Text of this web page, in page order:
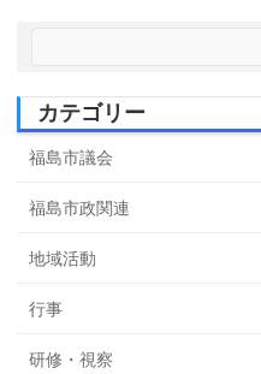
カテゴリー
福島市議会
福島市政関連
地域活動
行事
研修・視察